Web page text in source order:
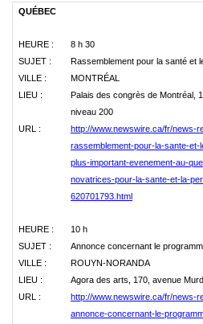
QUÉBEC
HEURE :
8 h 30
SUJET :
Rassemblement pour la santé et
VILLE :
MONTRÉAL
LIEU :
Palais des congrès de Montréal,
niveau 200
URL :
http://www.newswire.ca/fr/news-
rassemblement-pour-la-sante-
plus-important-evenement-au-
novatrices-pour-la-sante-et-la-
620701793.html
HEURE :
10 h
SUJET :
Annonce concernant le
VILLE :
ROUYN-NORANDA
LIEU :
Agora des arts, 170, avenue
URL :
http://www.newswire.ca/fr/news-
annonce-concernant-le-